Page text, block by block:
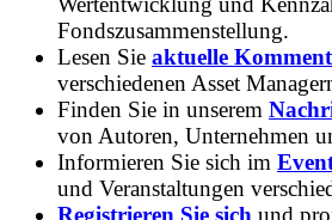
Fondszusammenstellung.
Lesen Sie aktuelle
verschiedenen Asset
Finden Sie in unserem
von Autoren, Unternehmen
Informieren Sie sich im
und Veranstaltungen
Registrieren Sie sich und